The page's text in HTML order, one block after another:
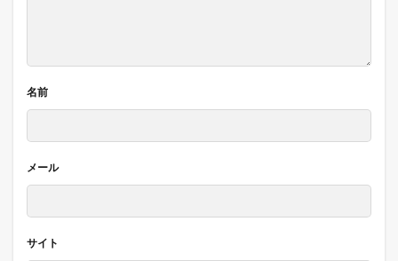
名前
メール
サイト